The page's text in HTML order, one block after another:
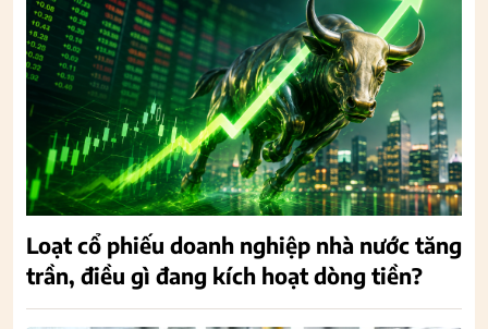
Loạt cổ phiếu doanh nghiệp nhà nước tăng
trần, điều gì đang kích hoạt dòng tiền?